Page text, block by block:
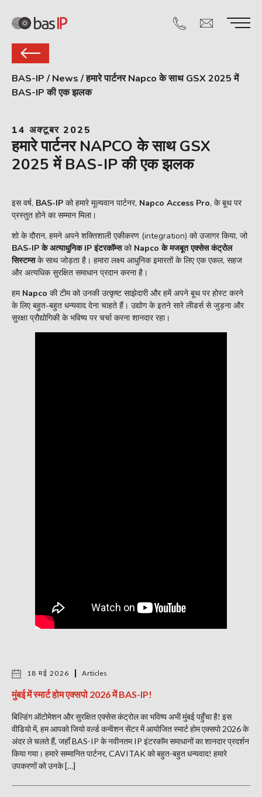
BAS-IP / News /हमारे पार्टनर Napco के साथ GSX 2025 में
BAS-IP की एक झलक
14 अक्टूबर 2025
हमारे पार्टनर NAPCO के साथ GSX
2025 में BAS-IP की एक झलक
इस वर्ष, BAS-IP को हमारे मूल्यवान पार्टनर, Napco Access Pro, के बूथ पर
प्रस्तुत होने का सम्मान मिला।
शो के दौरान, हमने अपने शक्तिशाली एकीकरण (integration) को उजागर किया, जो
BAS-IP के अत्याधुनिक IP इंटरकॉम्सको Napco के मजबूत एक्सेस कंट्रोल
सिस्टम्सके साथ जोड़ता है। हमारा लक्ष्य आधुनिक इमारतों के लिए एक एकल, सहज
और अत्यधिक सुरक्षित समाधान प्रदान करना है।
हम Napco की टीम को उनकी उत्कृष्ट साझेदारी और हमें अपने बूथ पर होस्ट करने
के लिए बहुत-बहुत धन्यवाद देना चाहते हैं। उद्योग के इतने सारे लीडर्स से जुड़ना और
सुरक्षा प्रौद्योगिकी के भविष्य पर चर्चा करना शानदार रहा।
18 मई 2026 Articles
मुंबई में स्मार्ट होम एक्सपो 2026 में BAS-IP!
बिल्डिंग ऑटोमेशन और सुरक्षित एक्सेस कंट्रोल का भविष्य अभी मुंबई पहुँचा है! इस
वीडियो में, हम आपको जियो वर्ल्ड कन्वेंशन सेंटर में आयोजित स्मार्ट होम एक्सपो 2026 के
अंदर ले चलते हैं, जहाँ BAS-IP के नवीनतम IP इंटरकॉम समाधानों का शानदार प्रदर्शन
किया गया। हमारे सम्मानित पार्टनर, CAVITAK को बहुत-बहुत धन्यवाद! हमारे
उपकरणों को उनके […]